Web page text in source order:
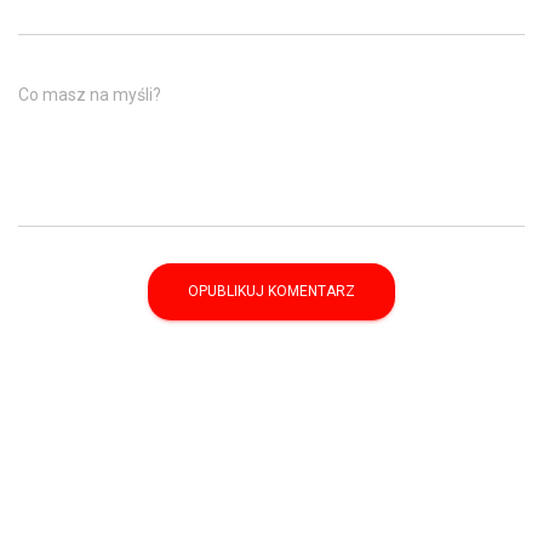
Co masz na myśli?